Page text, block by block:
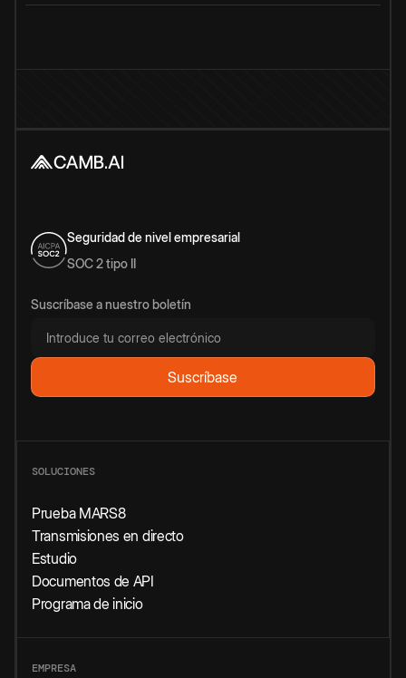
Seguridad de nivel empresarial
SOC 2 tipo II
Suscríbase a nuestro boletín
SOLUCIONES
Prueba MARS8
Transmisiones en directo
Estudio
Documentos de API
Programa de inicio
EMPRESA